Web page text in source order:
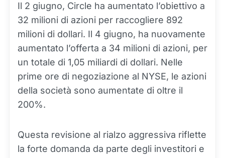
Il 2 giugno, Circle ha aumentato l’obiettivo a
32 milioni di azioni per raccogliere 892
milioni di dollari. Il 4 giugno, ha nuovamente
aumentato l’offerta a 34 milioni di azioni, per
un totale di 1,05 miliardi di dollari. Nelle
prime ore di negoziazione al NYSE, le azioni
della società sono aumentate di oltre il
200%.
Questa revisione al rialzo aggressiva riflette
la forte domanda da parte degli investitori e